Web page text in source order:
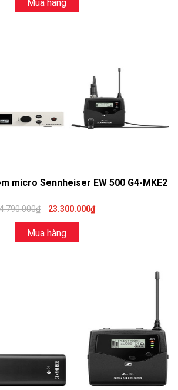
Mua hàng
micro Sennheiser EW 500 G4-MKE2
23.300.000₫
Mua hàng